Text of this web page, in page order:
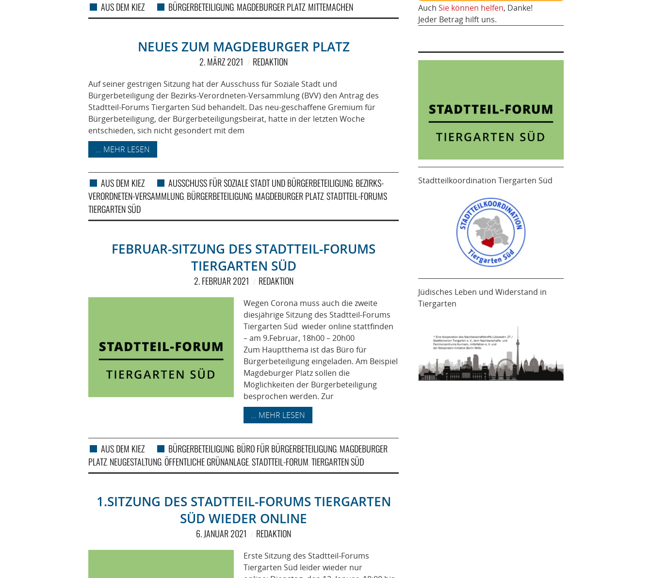
AUS DEM KIEZ BÜRGERBETEILIGUNG, MAGDEBURGER PLATZ, MITTEMACHEN
NEUES ZUM MAGDEBURGER PLATZ
2. MÄRZ 2021 REDAKTION
Auf seiner gestrigen Sitzung hat der Ausschuss für Soziale Stadt und
Bürgerbeteiligung der Bezirks-Verordneten-Versammlung (BVV) den Antrag des
Stadtteil-Forums Tiergarten Süd behandelt. Das neu-geschaffene Gremium für
Bürgerbeteiligung, der Bürgerbeteiligungsbeirat, hatte in der letzten Woche
entschieden, sich nicht gesondert mit dem
... MEHR LESEN
AUS DEM KIEZ AUSSCHUSS FÜR SOZIALE STADT UND BÜRGERBETEILIGUNG, BEZIRKS-
VERORDNETEN-VERSAMMLUNG, BÜRGERBETEILIGUNG, MAGDEBURGER PLATZ,STADTTEIL-FORUMS
TIERGARTEN SÜD
FEBRUAR-SITZUNG DES STADTTEIL-FORUMS
TIERGARTEN SÜD
2. FEBRUAR 2021 REDAKTION
Wegen Corona muss auch die zweite
diesjährige Sitzung des Stadtteil-Forums
Tiergarten Süd wieder online stattfinden
– am 9.Februar, 18h00 – 20h00
Zum Hauptthema ist das Büro für
Bürgerbeteiligung eingeladen. Am Beispiel
Magdeburger Platz sollen die
Möglichkeiten der Bürgerbeteiligung
besprochen werden. Zur
... MEHR LESEN
AUS DEM KIEZ BÜRGERBETEILIGUNG, BÜRO FÜR BÜRGERBETEILIGUNG, MAGDEBURGER
PLATZ, NEUGESTALTUNG, ÖFFENTLICHE GRÜNANLAGE,STADTTEIL-FORUM,TIERGARTEN SÜD
1.SITZUNG DES STADTTEIL-FORUMS TIERGARTEN
SÜD WIEDER ONLINE
6. JANUAR 2021 REDAKTION
Erste Sitzung des Stadtteil-Forums
Tiergarten Süd leider wieder nur
Auch Sie können helfen, Danke!
Jeder Betrag hilft uns.
Stadtteilkoordination Tiergarten Süd
Jüdisches Leben und Widerstand in
Tiergarten